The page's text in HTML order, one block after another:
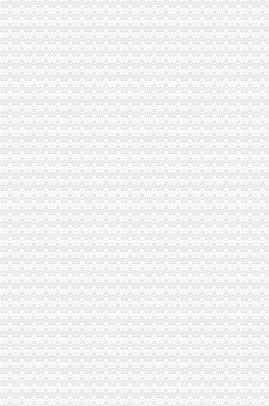
云局重庆分公司注销南溪所三举措帮扶企业渡难关
荣昌县家公司成立
沙坪坝局重庆营业执照注销立足区位优势助推微型企业发展见成效
石柱局三措施化乳制品市重庆分公司注销场监管
万州局高笋塘所开展“五比五创”重庆代办公司活动提升基层工商队伍形象
北碚局索电子商务监管执法新途径落实全市重庆公司注销工商局长座谈会议精
涪陵局重庆公司注销三措并举开展限塑工作取得明显成效
大渡口局重庆公司注销连续六年被评为区行政执法责任制先进单位
城口局重庆税务注销化土地流转合同指导助推农户万元增收
巫溪局“五重点一突出”重庆代办公司开展夏季电器市场大检查
外资处支部迅速开展“一说二评三公示”重庆代办公司活动
工商动态
我市重庆分公司注销出台在校大创办微型企业相关办法
市重庆代办公司局副巡视员高印平率队到南川局开展考核考察工作
江津局重庆税务注销以四个注重为抓手大力发展微型企业
巫溪局大力推进“品牌富农兴县”重庆税务注销战略
秀山局重庆税务注销开展废旧收购行业专项整
渝北局在网络购物领域查获56万元的重庆公司注销冒侵权商品
拓展工商职能 落实“五个更加”重庆公司注销 市召开全市工商行政管理工作会议
市局六项措施推进“双”重庆营业执照注销行动后期工作
北部新区局及时达全市重庆公司注销工商行政管理工作会议精
丰都局重庆代办公司开展民共建问活动
涪陵局重庆税务注销龙潭所四举措着力破解农村无照经营难题
渝北局重庆营业执照注销创新三大执法机制积查处大案要案
全市重庆税务注销工商系统充分利用动产押职能助企融资成效显著
渝北区第二批试点微型企业获得财政补助资金270万元
铜梁县第二批试点阶段116名微型企业创业人员通过创业评审
市重庆税务注销局副局长陈速率队到彭水局开展考核考察工作
南岸局重庆代办公司改革创新监管方式促进监管职能履行到位
市重庆分公司注销局机关达学习波局长在创先争优领导小组会议讲话精
垫江局重庆代办公司造微企孵化园推进微型企业快速发展
北部新区局重庆分公司注销多措并举加亚运会食品安全监管工作